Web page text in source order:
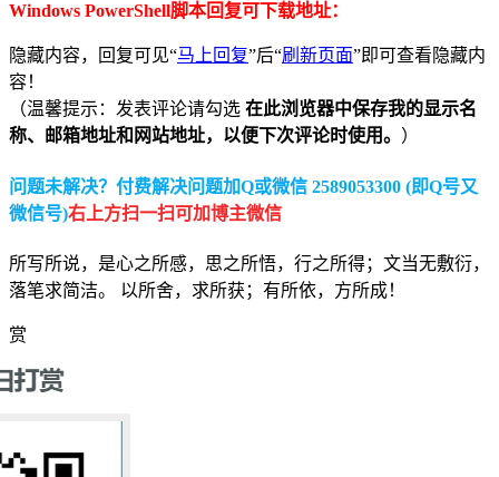
Windows PowerShell脚本回复可下载地址：
隐藏内容，回复可见“马上回复”后“刷新页面”即可查看隐藏内
容！
（温馨提示：发表评论请勾选 在此浏览器中保存我的显示名
称、邮箱地址和网站地址，以便下次评论时使用。 ）
问题未解决？付费解决问题加Q或微信 2589053300 (即Q号又
微信号)右上方扫一扫可加博主微信
所写所说，是心之所感，思之所悟，行之所得；文当无敷衍，
落笔求简洁。 以所舍，求所获；有所依，方所成！
赏